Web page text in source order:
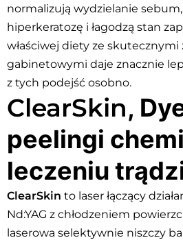
normalizują wydzielanie
hiperkeratozę i łagodzą stan
właściwej diety ze skutecznymi
gabinetowymi daje znacznie
z tych podejść osobno.
ClearSkin,
peelingi
leczeniu
ClearSkin to laser łączący
Nd:YAG z chłodzeniem
laserowa selektywnie niszczy